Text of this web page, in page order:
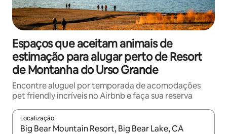
Espaços que aceitam animais de
estimação para alugar perto de Resort
de Montanha do Urso Grande
Encontre aluguel por temporada de acomodações
pet friendly incríveis no Airbnb e faça sua reserva
Localização
Quando os resultados estiverem disponíveis, explore-os